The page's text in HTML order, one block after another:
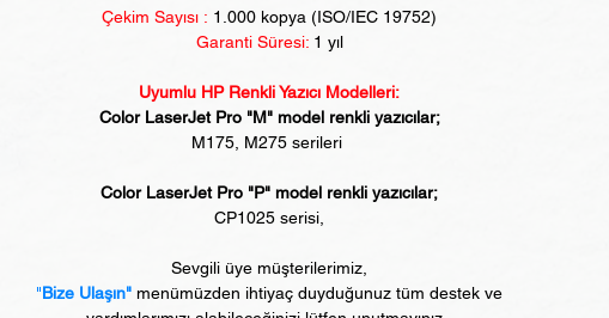
Çekim Sayısı : 1 .000 kopya (ISO/IEC 19752)
Garanti Süresi:1 yıl
Uyumlu HP Renkli Yazıcı Modelleri:
Color LaserJet Pro "M" model renkli yazıcılar;
M175, M275 serileri
Color LaserJet Pro "P" model renkli yazıcılar;
CP1025 serisi,
Sevgili üye müşterilerimiz,
"Bize Ulaşın" menümüzden ihtiyaç duyduğunuz tüm destek ve